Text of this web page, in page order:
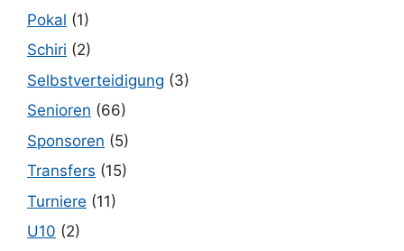
Pokal (1)
Schiri (2)
Selbstverteidigung (3)
Senioren (66)
Sponsoren (5)
Transfers (15)
Turniere (11)
U10 (2)